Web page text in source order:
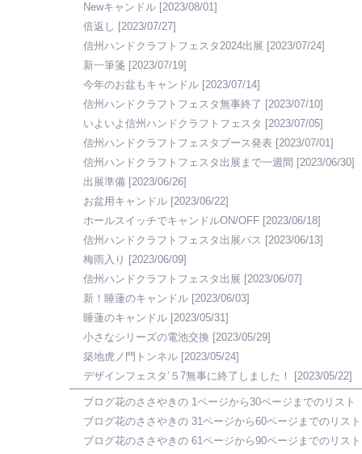
Newキャンドル [2023/08/01]
倍返し [2023/07/27]
信州ハンドクラフトフェスタ2024出展 [2023/07/24]
新一筆箋 [2023/07/19]
今年のお盆もキャンドル [2023/07/14]
信州ハンドクラフトフェスタ無事終了 [2023/07/10]
いよいよ信州ハンドクラフトフェスタ [2023/07/05]
信州ハンドクラフトフェスタブース発表 [2023/07/01]
信州ハンドクラフトフェスタ出展まで一週間 [2023/06/30]
出展準備 [2023/06/26]
お盆用キャンドル [2023/06/22]
ホールスイッチでキャンドルON/OFF [2023/06/18]
信州ハンドクラフトフェスタ出展パス [2023/06/13]
梅雨入り [2023/06/09]
信州ハンドクラフトフェスタ出展 [2023/06/07]
新！睡蓮のキャンドル [2023/06/03]
睡蓮のキャンドル [2023/05/31]
小さなシリーズの電池交換 [2023/05/29]
築地虎ノ門トンネル [2023/05/24]
デザインフェスタ’５7無事に終了しました！
[2023/05/22]
ブログ花のささやきの 1ページから30ページまでのリスト
ブログ花のささやきの 31ページから60ページまでのリスト
ブログ花のささやきの 61ページから90ページまでのリスト